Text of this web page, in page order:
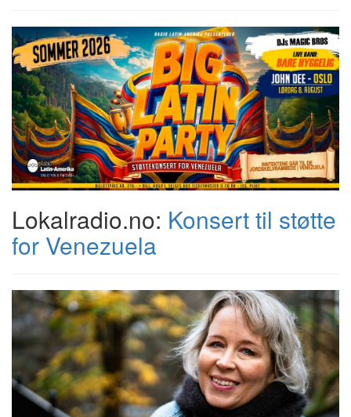
Lokalradio.no: Konsert til støtte
for Venezuela